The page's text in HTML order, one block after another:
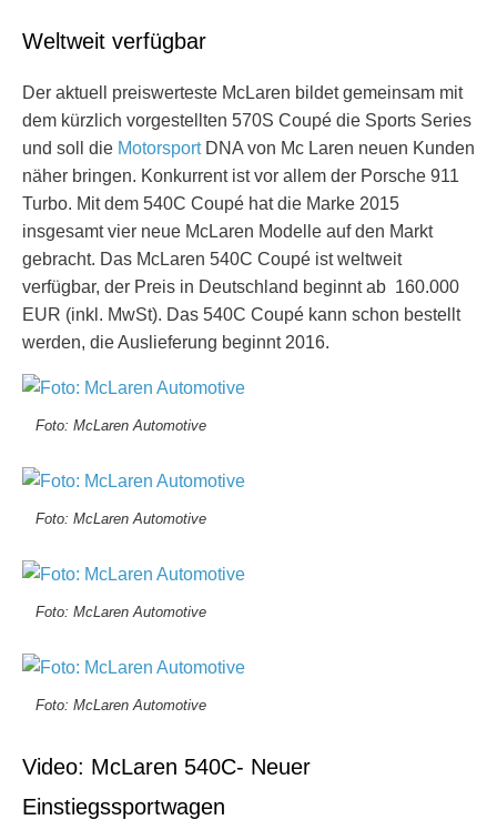
Weltweit verfügbar
Der aktuell preiswerteste McLaren bildet gemeinsam mit
dem kürzlich vorgestellten 570S Coupé die Sports Series
und soll die MotorsportDNA von Mc Laren neuen Kunden
näher bringen. Konkurrent ist vor allem der Porsche 911
Turbo. Mit dem 540C Coupé hat die Marke 2015
insgesamt vier neue McLaren Modelle auf den Markt
gebracht. Das McLaren 540C Coupé ist weltweit
verfügbar, der Preis in Deutschland beginnt ab 160.000
EUR (inkl. MwSt). Das 540C Coupé kann schon bestellt
werden, die Auslieferung beginnt 2016.
Foto: McLaren Automotive
Foto: McLaren Automotive
Foto: McLaren Automotive
Foto: McLaren Automotive
Video: McLaren 540C- Neuer
Einstiegssportwagen